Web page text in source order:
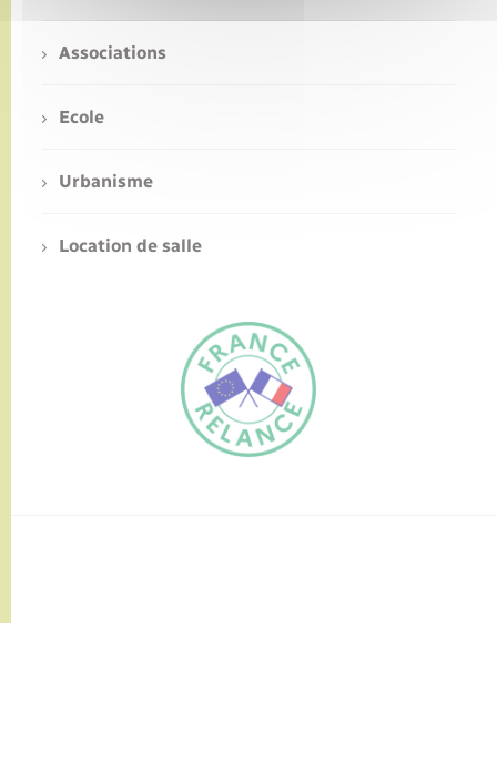
FR
Associations
Ecole
Urbanisme
Location de salle